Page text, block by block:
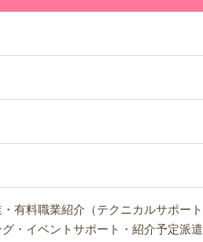
有料職業紹介（テクニカルサポー
・イベントサポート・紹介予定派遣